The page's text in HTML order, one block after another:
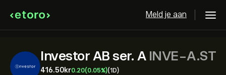
Meld je aan
Investor AB ser. A INVE-A.ST
416.50‎kr‎0.20(0.05%)(1D)